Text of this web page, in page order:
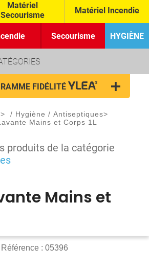
Matériel
Secourisme
Matériel Incendie
Secourisme HYGIÈNE
FIDÉLITÉ
> / Hygiène /Antiseptiques>
Mains et Corps 1L
produits de la catégorie
Mains et
Référence : 05396